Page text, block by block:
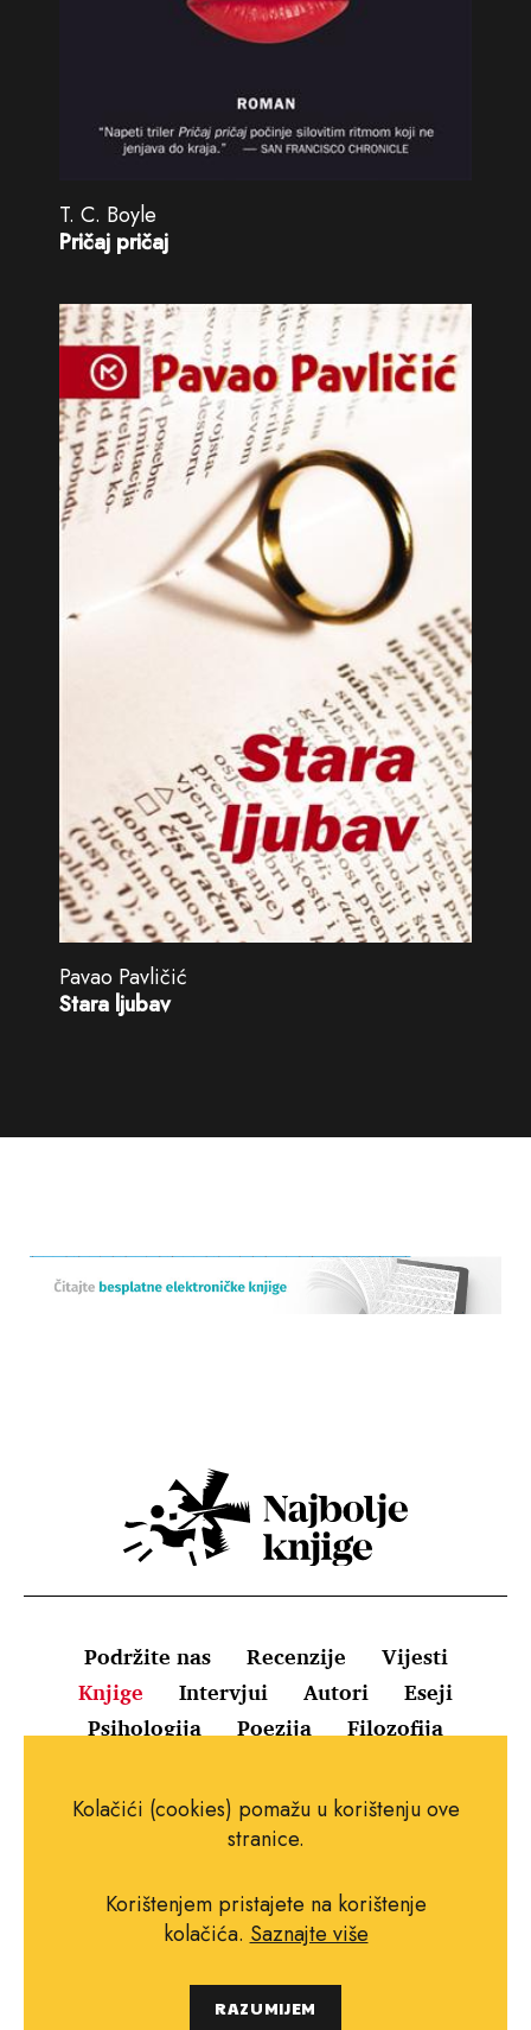
T. C. Boyle
Pričaj pričaj
Pavao Pavličić
Stara ljubav
Podržite nas Recenzije
Vijesti
Knjige
Intervjui Autori
Eseji
Psihologija
Poezija Filozofija
Uvjeti korištenja
Pravila o kolačićima
Impressum
Copyright © 2010.-2021. najboljeknjige.com.
Kolačići (cookies) pomažu u korištenju ove
stranice.
Korištenjem pristajete na korištenje
kolačića. Saznajte više
RAZUMIJEM